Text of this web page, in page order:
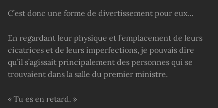
C’est donc une forme de divertissement pour eux…
En regardant leur physique et l’emplacement de leurs
cicatrices et de leurs imperfections, je pouvais dire
qu’il s’agissait principalement des personnes qui se
trouvaient dans la salle du premier ministre.
« Tu es en retard. »